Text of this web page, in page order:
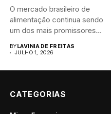
O mercado brasileiro de
alimentação continua sendo
um dos mais promissores
BYLAVINIA DE FREITAS
JULHO 1, 2026
CATEGORIAS